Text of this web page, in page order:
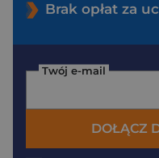
Brak opłat za
Twój e-mail
DOŁĄCZ